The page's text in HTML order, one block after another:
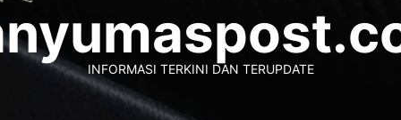
INFORMASI TERKINI DAN TERUPDATE